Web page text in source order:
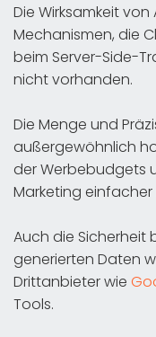
Die Wirksamkeit
Mechanismen, die
beim Server-Side-
nicht vorhanden.
Die Menge und
außergewöhnlich
der Werbebudgets
Marketing
Auch die Sicherheit
generierten Daten
Drittanbieter wie
Tools.